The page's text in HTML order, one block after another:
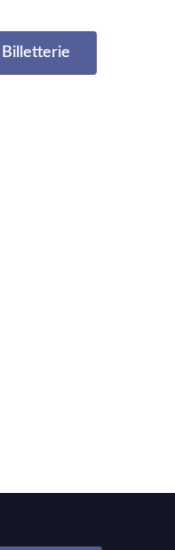
Billetterie